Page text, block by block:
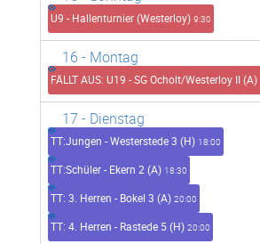
U9 - Hallenturnier (Westerloy) 9:30
16 - Montag
FÄLLT AUS: U19 - SG Ocholt/Westerloy II (A)
17 - Dienstag
TT:Jungen - Westerstede 3 (H) 18:00
TT:Schüler - Ekern 2 (A) 18:30
TT: 3. Herren - Bokel 3 (A) 20:00
TT: 4. Herren - Rastede 5 (H) 20:00